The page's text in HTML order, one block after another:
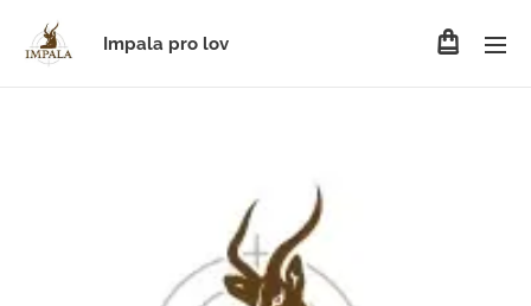
Impala pro lov